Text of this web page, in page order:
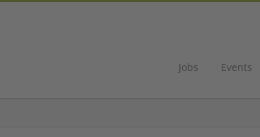
Jobs Events